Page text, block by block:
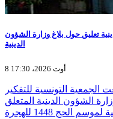
تعليق حول بلاغ وزارة الشؤون
الدينية
8 أوت 2026، 17:30
الجمعية التونسية للتفكير
الشؤون الدينية المتعلق